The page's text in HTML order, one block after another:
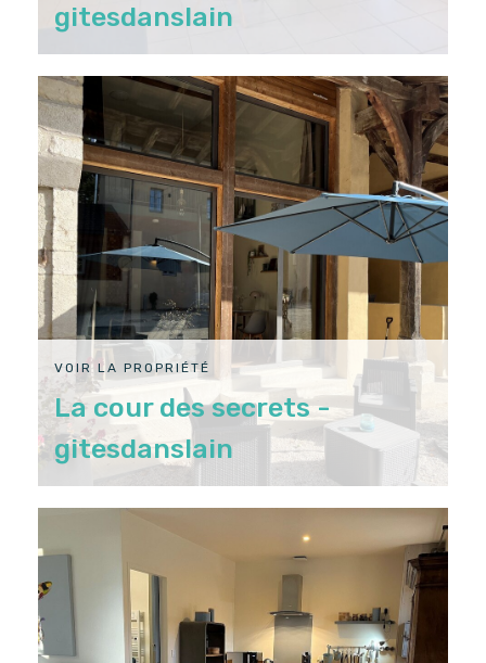
gitesdanslain
VOIR LA PROPRIÉTÉ
La cour des secrets -
gitesdanslain